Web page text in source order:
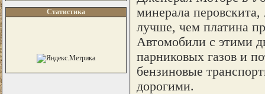
Статистика
минерала
лучше, чем платина
Автомобили с этими
парниковых газов и
бензиновые
дорогими.